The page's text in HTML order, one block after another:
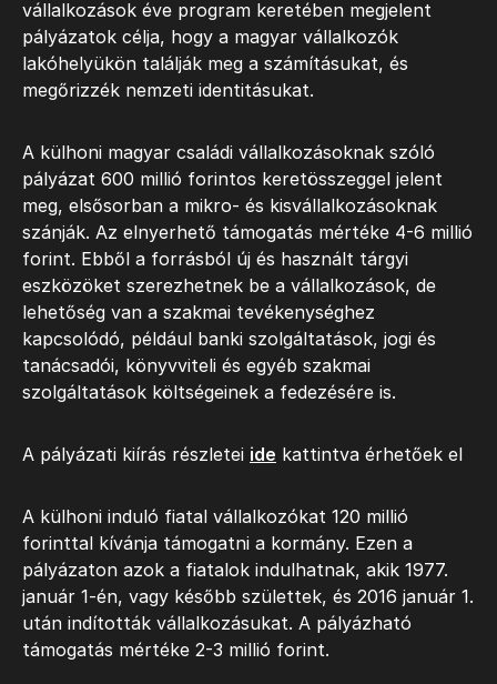
vállalkozások éve program keretében megjelent
pályázatok célja, hogy a magyar vállalkozók
lakóhelyükön találják meg a számításukat, és
megőrizzék nemzeti identitásukat.
A külhoni magyar családi vállalkozásoknak szóló
pályázat 600 millió forintos keretösszeggel jelent
meg, elsősorban a mikro- és kisvállalkozásoknak
szánják. Az elnyerhető támogatás mértéke 4-6 millió
forint. Ebből a forrásból új és használt tárgyi
eszközöket szerezhetnek be a vállalkozások, de
lehetőség van a szakmai tevékenységhez
kapcsolódó, például banki szolgáltatások, jogi és
tanácsadói, könyvviteli és egyéb szakmai
szolgáltatások költségeinek a fedezésére is.
A pályázati kiírás részletei ide kattintva érhetőek el
A külhoni induló fiatal vállalkozókat 120 millió
forinttal kívánja támogatni a kormány. Ezen a
pályázaton azok a fiatalok indulhatnak, akik 1977.
január 1-én, vagy később születtek, és 2016 január 1.
után indították vállalkozásukat. A pályázható
támogatás mértéke 2-3 millió forint.